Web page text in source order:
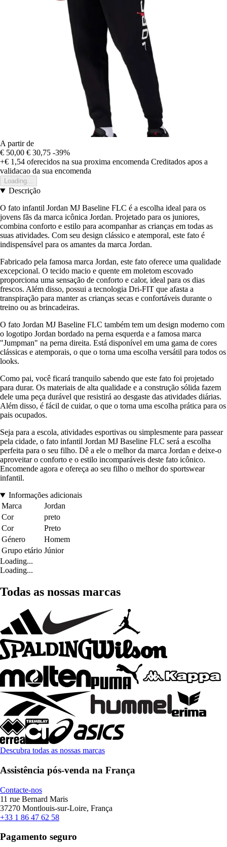
A partir de
€ 50,00 € 30,75 -39%
+€ 1,54 oferecidos na sua proxima encomenda Creditados apos a
validacao da sua encomenda
Loading...
Descrição
O fato infantil Jordan MJ Baseline FLC é a escolha ideal para os
jovens fãs da marca icônica Jordan. Projetado para os juniores,
combina conforto e estilo para acompanhar as crianças em todas as
suas atividades. Com seu design clássico e atemporal, este fato é
indispensável para os amantes da marca Jordan.
Fabricado pela famosa marca Jordan, este fato oferece uma qualidade
excepcional. O tecido macio e quente em moletom escovado
proporciona uma sensação de conforto e calor, ideal para os dias
frescos. Além disso, possui a tecnologia Dri-FIT que afasta a
transpiração para manter as crianças secas e confortáveis durante o
treino ou as brincadeiras.
O fato Jordan MJ Baseline FLC também tem um design moderno com
o logotipo Jordan bordado na perna esquerda e a famosa marca
"Jumpman" na perna direita. Está disponível em uma gama de cores
clássicas e atemporais, o que o torna uma escolha versátil para todos os
looks.
Como pai, você ficará tranquilo sabendo que este fato foi projetado
para durar. Os materiais de alta qualidade e a construção sólida fazem
dele uma peça durável que resistirá ao desgaste das atividades diárias.
Além disso, é fácil de cuidar, o que o torna uma escolha prática para os
pais ocupados.
Seja para a escola, atividades esportivas ou simplesmente para passear
pela cidade, o fato infantil Jordan MJ Baseline FLC será a escolha
perfeita para o seu filho. Dê a ele o melhor da marca Jordan e deixe-o
aproveitar o conforto e o estilo incomparáveis deste fato icônico.
Encomende agora e ofereça ao seu filho o melhor do sportswear
infantil.
Informações adicionais
Marca
Jordan
Cor
preto
Cor
Preto
Género
Homem
Grupo etário Júnior
Loading...
Loading...
Todas as nossas marcas
Descubra todas as nossas marcas
Assistência pós-venda na França
Contacte-nos
11 rue Bernard Maris
37270 Montlouis-sur-Loire, França
+33 1 86 47 62 58
Pagamento seguro